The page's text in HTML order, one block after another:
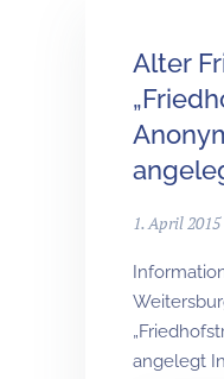
Alter
1. April 2015
angelegt